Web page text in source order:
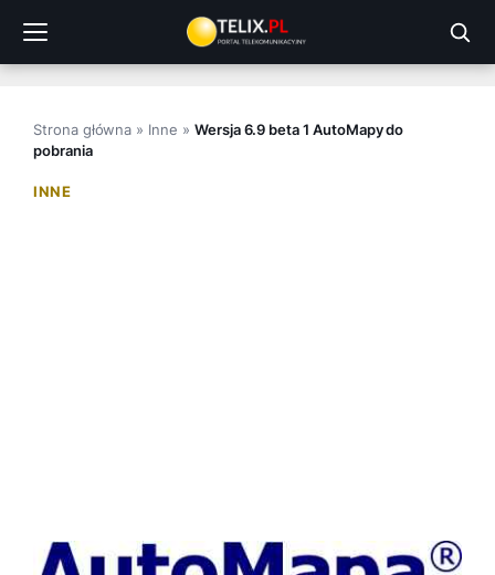
treści
Strona główna » Inne » Wersja 6.9 beta 1 AutoMapy do
pobrania
INNE